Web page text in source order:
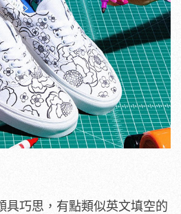
具巧思，有點類似英文填空的